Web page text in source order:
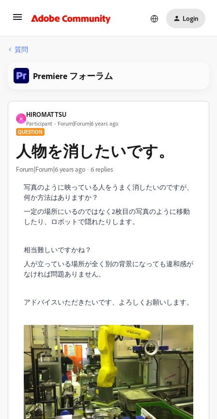
Login
質問
Premiere フォーラム
H
HIROMATTSU
Participant Forum|Forum|6 years ago
QUESTION
人物を消したいです。
Forum|Forum|6 years ago 6 replies
写真のように映っている人をうまく消したいのですが、
何か方法はありますか？
一定の場所にいるのではなく2枚目の写真のように移動
したり、ロボットで隠れたりします。
相当難しいですかね？
人が立っている場所が全く別の背景になっても違和感が
なければ問題ありません。
アドバイスいただきたいです、よろしくお願いします。